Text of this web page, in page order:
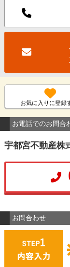
お気に入りに登録
お電話でのお問合
宇都宮不動産株
お問合わせ